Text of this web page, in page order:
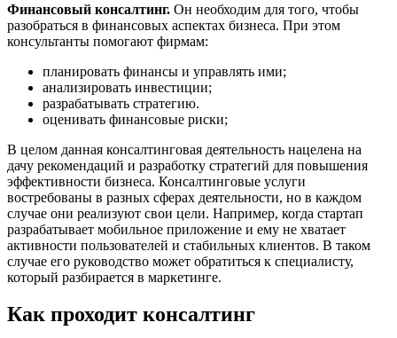
Финансовый консалтинг. Он необходим для того, чтобы
разобраться в финансовых аспектах бизнеса. При этом
консультанты помогают фирмам:
планировать финансы и управлять ими;
анализировать инвестиции;
разрабатывать стратегию.
оценивать финансовые риски;
В целом данная консалтинговая деятельность нацелена на
дачу рекомендаций и разработку стратегий для повышения
эффективности бизнеса. Консалтинговые услуги
востребованы в разных сферах деятельности, но в каждом
случае они реализуют свои цели. Например, когда стартап
разрабатывает мобильное приложение и ему не хватает
активности пользователей и стабильных клиентов. В таком
случае его руководство может обратиться к специалисту,
который разбирается в маркетинге.
Как проходит консалтинг